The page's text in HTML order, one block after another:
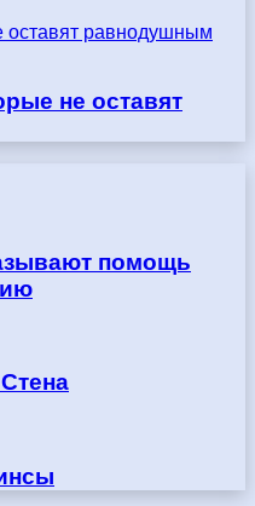
оставят равнодушным
не оставят
помощь